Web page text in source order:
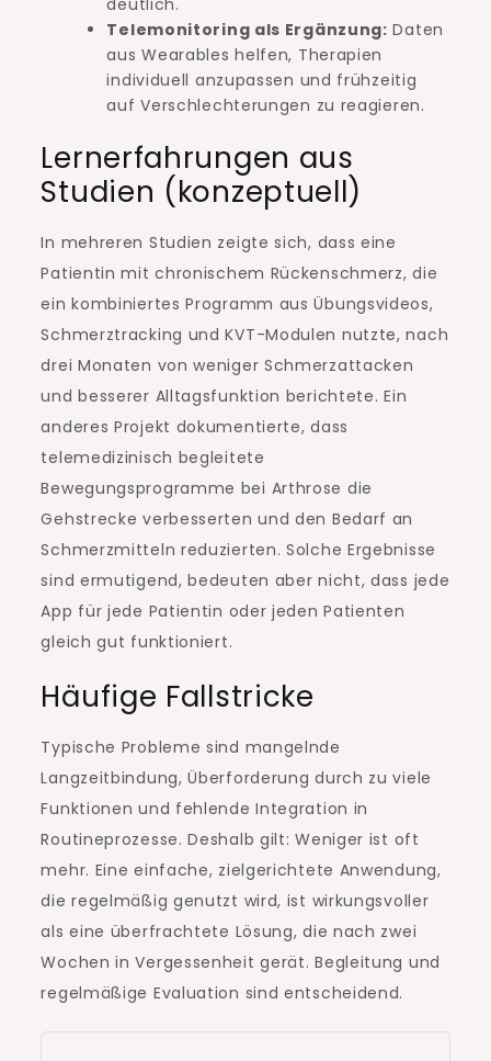
deutlich.
Telemonitoring als Ergänzung: Daten
aus Wearables helfen, Therapien
individuell anzupassen und frühzeitig
auf Verschlechterungen zu reagieren.
Lernerfahrungen aus
Studien (konzeptuell)
In mehreren Studien zeigte sich, dass eine
Patientin mit chronischem Rückenschmerz, die
ein kombiniertes Programm aus Übungsvideos,
Schmerztracking und KVT-Modulen nutzte, nach
drei Monaten von weniger Schmerzattacken
und besserer Alltagsfunktion berichtete. Ein
anderes Projekt dokumentierte, dass
telemedizinisch begleitete
Bewegungsprogramme bei Arthrose die
Gehstrecke verbesserten und den Bedarf an
Schmerzmitteln reduzierten. Solche Ergebnisse
sind ermutigend, bedeuten aber nicht, dass jede
App für jede Patientin oder jeden Patienten
gleich gut funktioniert.
Häufige Fallstricke
Typische Probleme sind mangelnde
Langzeitbindung, Überforderung durch zu viele
Funktionen und fehlende Integration in
Routineprozesse. Deshalb gilt: Weniger ist oft
mehr. Eine einfache, zielgerichtete Anwendung,
die regelmäßig genutzt wird, ist wirkungsvoller
als eine überfrachtete Lösung, die nach zwei
Wochen in Vergessenheit gerät. Begleitung und
regelmäßige Evaluation sind entscheidend.